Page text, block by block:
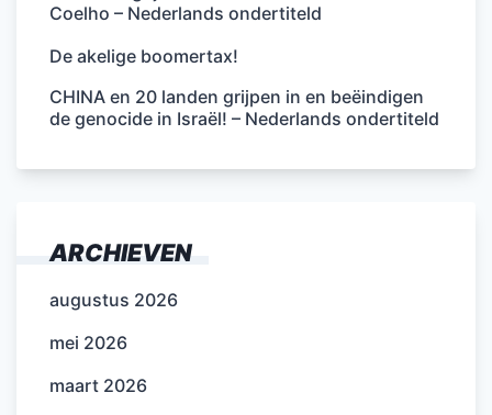
Coelho – Nederlands ondertiteld
De akelige boomertax!
CHINA en 20 landen grijpen in en beëindigen
de genocide in Israël! – Nederlands ondertiteld
ARCHIEVEN
augustus 2026
mei 2026
maart 2026